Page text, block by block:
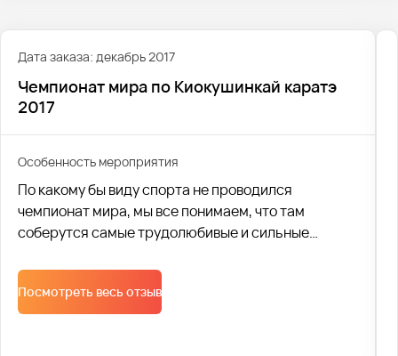
Дата заказа: декабрь 2017
Чемпионат мира по Киокушинкай каратэ
2017
Особенность мероприятия
По какому бы виду спорта не проводился
чемпионат мира, мы все понимаем, что там
соберутся самые трудолюбивые и сильные
требует не только физических тренировок, но и
умственных затрат: понять противника,
выстроить тактику боя, предугадать с какой
Посмотреть весь отзыв